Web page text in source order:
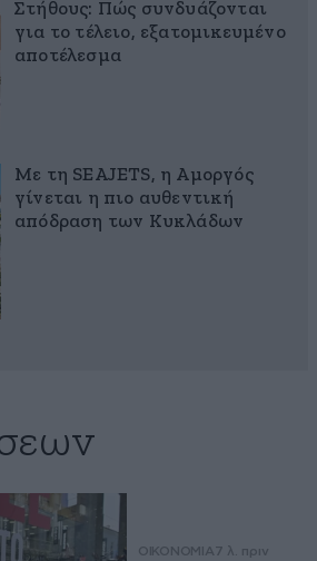
Στήθους: Πώς συνδυάζονται
για το τέλειο, εξατομικευμένο
αποτέλεσμα
Με τη SEAJETS, η Αμοργός
γίνεται η πιο αυθεντική
απόδραση των Κυκλάδων
ΟΙΚΟΝΟΜΙΑ7 λ. πριν